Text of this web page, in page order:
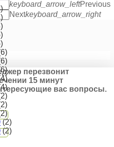
keyboard_arrow_leftPrevious
Nextkeyboard_arrow_right
перезвонит
15 минут
вас вопросы.
(2)
(2)